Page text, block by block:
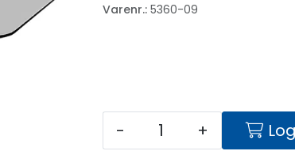
Varenr.: 5360-09
- +